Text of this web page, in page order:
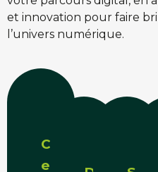
et innovation pour faire
l’univers numérique.
Conseil
et